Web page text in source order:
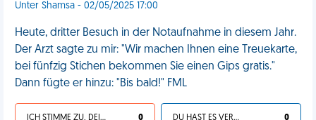
Unter Shamsa - 02/05/2025 17:00
Heute, dritter Besuch in der Notaufnahme in diesem Jahr.
Der Arzt sagte zu mir: "Wir machen Ihnen eine Treuekarte,
bei fünfzig Stichen bekommen Sie einen Gips gratis."
Dann fügte er hinzu: "Bis bald!" FML
ICH STIMME ZU, DEIN LEBEN IST SCHEISSE 0 DU HAST ES VERDIENT 0